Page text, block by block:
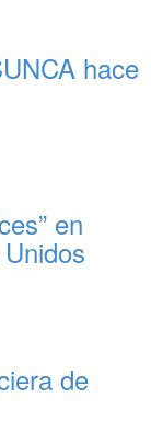
hace
en
de